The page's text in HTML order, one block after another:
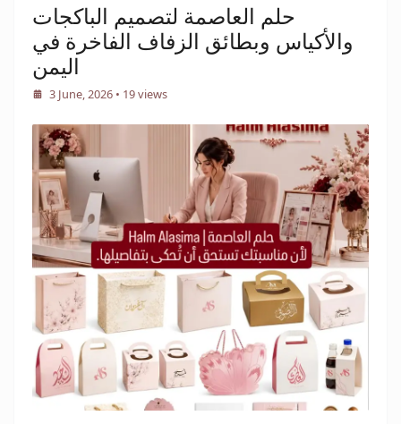
حلم العاصمة لتصميم الباكجات
والأكياس وبطائق الزفاف الفاخرة في
اليمن
3 June, 2026 • 19 views